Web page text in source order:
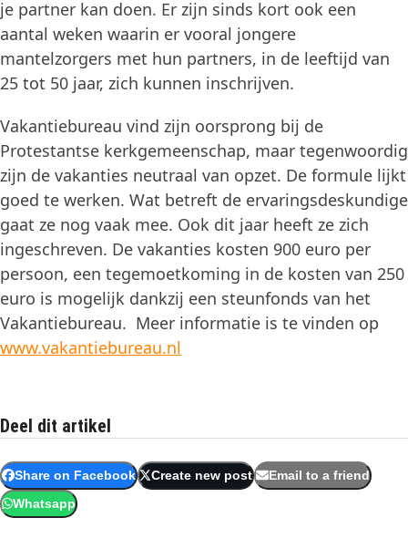
je partner kan doen. Er zijn sinds kort ook een
aantal weken waarin er vooral jongere
mantelzorgers met hun partners, in de leeftijd van
25 tot 50 jaar, zich kunnen inschrijven.
Vakantiebureau vind zijn oorsprong bij de
Protestantse kerkgemeenschap, maar tegenwoordig
zijn de vakanties neutraal van opzet. De formule lijkt
goed te werken. Wat betreft de ervaringsdeskundige
gaat ze nog vaak mee. Ook dit jaar heeft ze zich
ingeschreven. De vakanties kosten 900 euro per
persoon, een tegemoetkoming in de kosten van 250
euro is mogelijk dankzij een steunfonds van het
Vakantiebureau. Meer informatie is te vinden op
www.vakantiebureau.nl
Deel dit artikel
Share on Facebook Create new post Email to a friend
Whatsapp